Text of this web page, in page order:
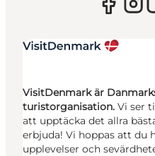
VisitDenmark är
turistorganisation. Vi ser
att upptäcka det allra
erbjuda! Vi hoppas att du
upplevelser och